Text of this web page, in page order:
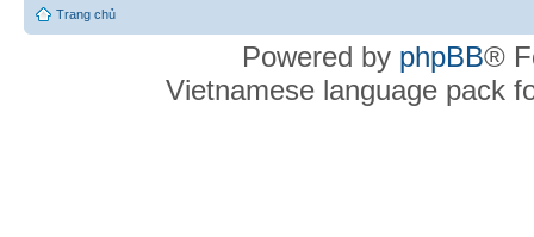
Trang chủ
Powered by phpBB®
Vietnamese language pack